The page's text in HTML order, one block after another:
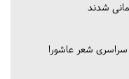
شدند
سراسری شعر عاشورا